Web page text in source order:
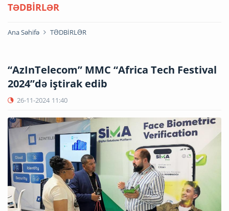
TƏDBİRLƏR
Ana Səhifə TƏDBİRLƏR
“AzInTelecom” MMC “Africa Tech Festival
2024”də iştirak edib
26-11-2024 11:40